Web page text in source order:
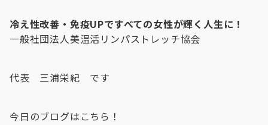
冷え性改善・免疫UPですべての女性が輝く人生に！
一般社団法人美温活リンパストレッチ協会
代表 三浦栄紀 です
今日のブログはこちら！